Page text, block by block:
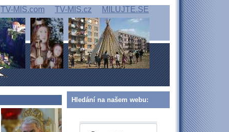
TV-MIS.com TV-MIS.cz MILUJTE.SE
Hledání na našem webu: